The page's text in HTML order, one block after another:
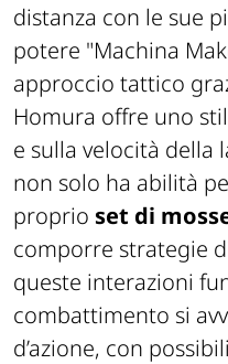
distanza con le sue
potere "Machina
approccio tattico
Homura offre uno
e sulla velocità della
non solo ha abilità
proprio set di
comporre strategie
queste interazioni
combattimento si
d’azione, con